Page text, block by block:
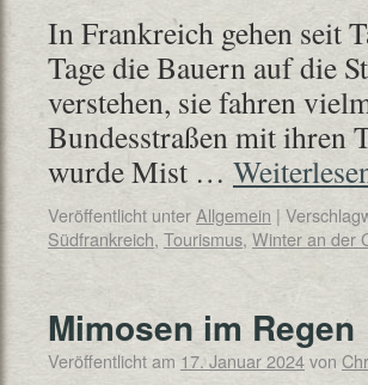
In Frankreich gehen seit
Tage die Bauern auf die
verstehen, sie fahren
Bundesstraßen mit ihren
wurde Mist …
Veröffentlicht unterAllgemein |
Südfrankreich, Tourismus, Winter an der
Mimosen im Regen
Veröffentlicht am 17. Januar 2024von